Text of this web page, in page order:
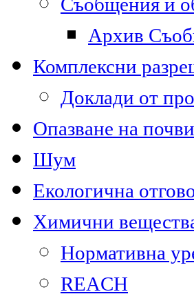
Съобщения и
Архив
Комплексни
Доклади от
Опазване на
Шум
Екологична
Химични
Нормативна
REACH